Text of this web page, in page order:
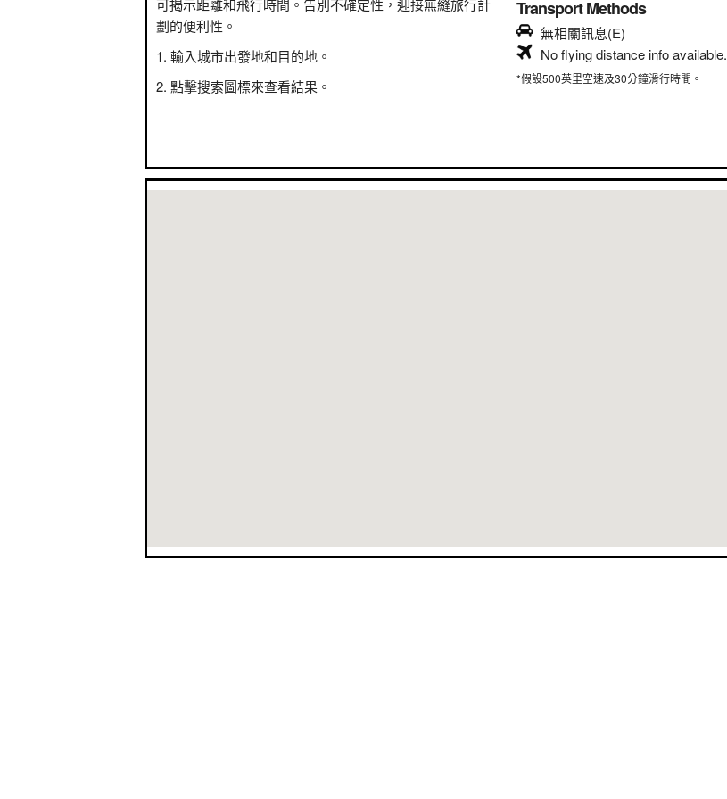
可揭示距離和飛行時間。告別不確定性，迎接無縫旅行計
劃的便利性。
輸入城市出發地和目的地。
點擊搜索圖標來查看結果。
Transport Methods
無相關訊息(E)
No flying distance info available.
*假設500英里空速及30分鐘滑行時間。